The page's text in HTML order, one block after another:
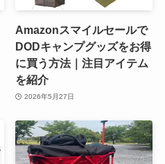
Amazonスマイルセールで
DODキャンプグッズをお得
に買う方法｜注目アイテム
を紹介
2026年5月27日